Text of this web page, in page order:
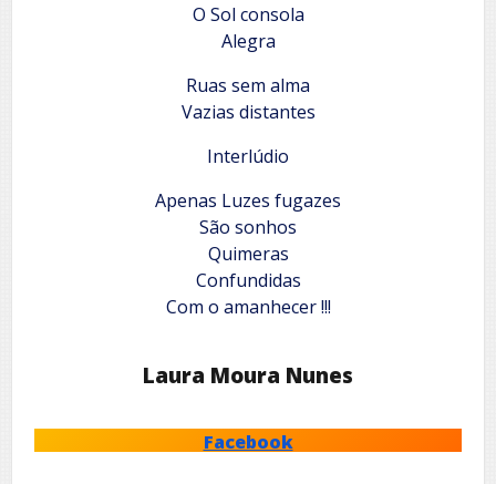
O Sol consola
Alegra
Ruas sem alma
Vazias distantes
Interlúdio
Apenas Luzes fugazes
São sonhos
Quimeras
Confundidas
Com o amanhecer !!!
Laura Moura Nunes
Facebook